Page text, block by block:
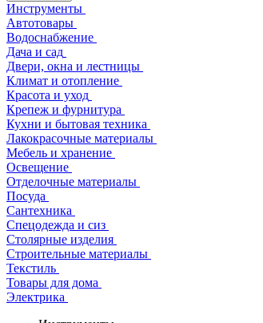
Инструменты
Автотовары
Водоснабжение
Дача и сад
Двери, окна и лестницы
Климат и отопление
Красота и уход
Крепеж и фурнитура
Кухни и бытовая техника
Лакокрасочные материалы
Мебель и хранение
Освещение
Отделочные материалы
Посуда
Сантехника
Спецодежда и сиз
Столярные изделия
Строительные материалы
Текстиль
Товары для дома
Электрика